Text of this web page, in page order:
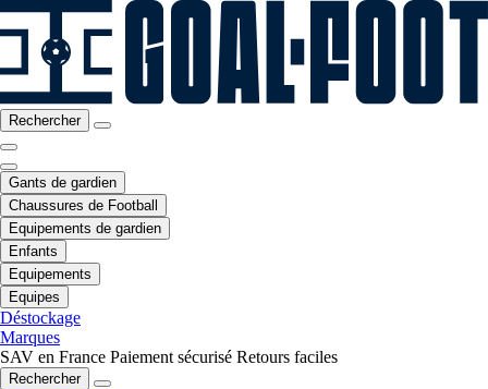
Rechercher
Gants de gardien
Chaussures de Football
Equipements de gardien
Enfants
Equipements
Equipes
Déstockage
Marques
SAV en France Paiement sécurisé Retours faciles
Rechercher